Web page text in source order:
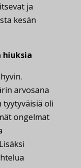
ja
kesän
hiuksia
arvosana
tyytyväisiä oli
ongelmat